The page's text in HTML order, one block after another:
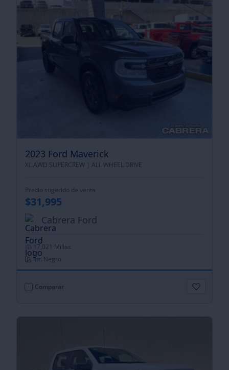
2023 Ford Maverick
XL AWD SUPERCREW | ALL WHEEL DRIVE
Precio sugerido de venta
$31,995
Cabrera Ford
17,021 Millas
Int. Negro
Comparar